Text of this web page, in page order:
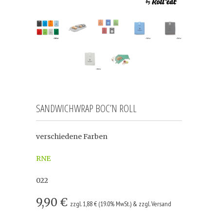
SANDWICHWRAP BOC’N ROLL
verschiedene Farben
RNE
022
9,90 € zzgl. 1,88 € (19.0% MwSt.) & zzgl. Versand